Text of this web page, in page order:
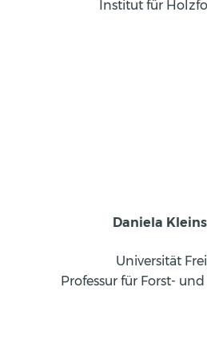
Institut für
Daniela
Universität
Professur für Forst-